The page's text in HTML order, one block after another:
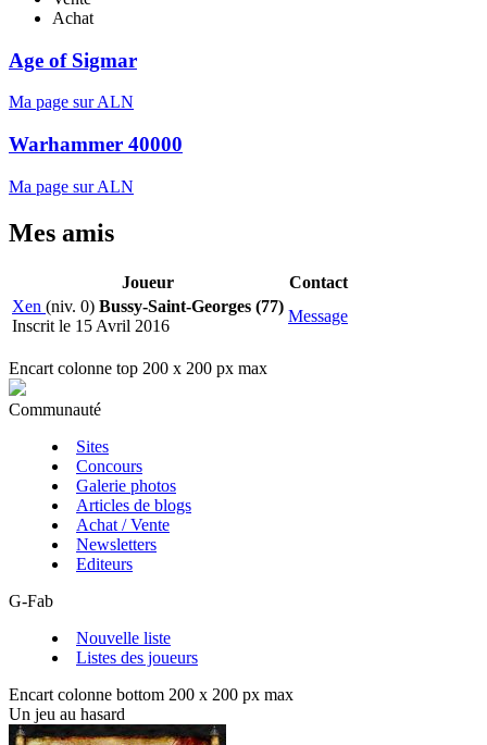
Achat
Age of Sigmar
Ma page sur ALN
Warhammer 40000
Ma page sur ALN
Mes amis
Joueur
Contact
Xen (niv. 0) Bussy-Saint-Georges (77)
Inscrit le 15 Avril 2016
Message
Encart colonne top 200 x 200 px max
Communauté
Sites
Concours
Galerie photos
Articles de blogs
Achat / Vente
Newsletters
Editeurs
G-Fab
Nouvelle liste
Listes des joueurs
Encart colonne bottom 200 x 200 px max
Un jeu au hasard